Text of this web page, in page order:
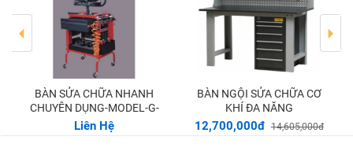
BÀN SỬA CHỮA NHANH
CHUYÊN DỤNG-MODEL-G-
211
Liên Hệ
Thêm vào giỏ
BÀN NGỘI SỬA CHỮA CƠ
KHÍ ĐA NĂNG
MODEL:DOK-T3
12,700,000đ 14,605,000đ